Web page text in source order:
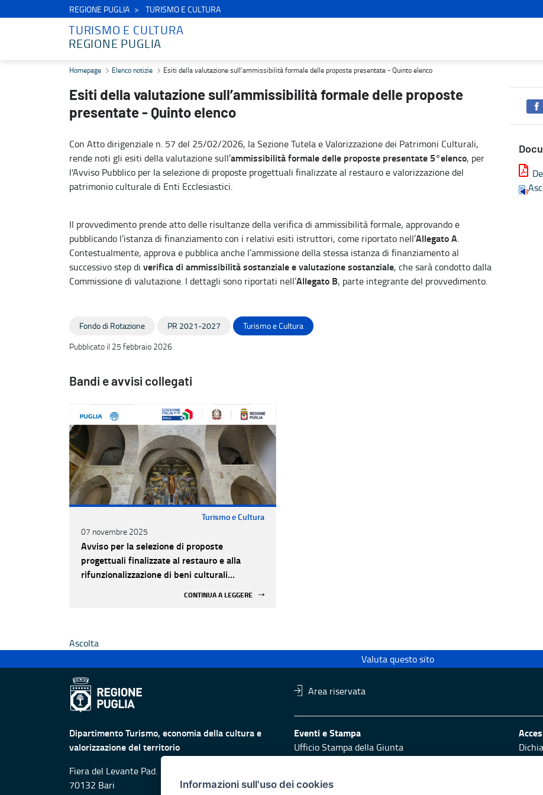
REGIONE PUGLIA TURISMO E CULTURA
TURISMO E CULTURA
REGIONE PUGLIA
Esiti della valutazione sull’ammissibilità formale delle proposte presentate - Quinto elenco - Turismo e cultura
Homepage Elenco notizie Esiti della valutazione sull’ammissibilità formale delle proposte presentate - Quinto elenco
Esiti della valutazione sull’ammissibilità formale delle proposte
presentate - Quinto elenco
Con Atto dirigenziale n. 57 del 25/02/2026, la Sezione Tutela e Valorizzazione dei Patrimoni Culturali,
rende noti gli esiti della valutazione sull’ammissibilità formale delle proposte presentate 5°elenco, per
l'Avviso Pubblico per la selezione di proposte progettuali finalizzate al restauro e valorizzazione del
patrimonio culturale di Enti Ecclesiastici.
Il provvedimento prende atto delle risultanze della verifica di ammissibilità formale, approvando e
pubblicando l’istanza di finanziamento con i relativi esiti istruttori, come riportato nell’Allegato A.
Contestualmente, approva e pubblica anche l’ammissione della stessa istanza di finanziamento al
successivo step di verifica di ammissibilità sostanziale e valutazione sostanziale, che sarà condotto dalla
Commissione di valutazione. I dettagli sono riportati nell’Allegato B, parte integrante del provvedimento.
Fondo di Rotazione PR 2021-2027
Turismo e Cultura
Pubblicato il 25 febbraio 2026
Bandi e avvisi collegati
Turismo e Cultura
07 novembre 2025
Avviso per la selezione di proposte
progettuali finalizzate al restauro e alla
rifunzionalizzazione di beni culturali
CONTINUA A LEGGERE
Ascolta
Valuta questo sito
Area riservata
Dipartimento Turismo, economia della cultura e
valorizzazione del territorio
Fiera del Levante Pad. 107, Lungomare Starita -
70132 Bari
Eventi e Stampa
Ufficio Stampa della Giunta
Press Regione
Informazioni sull'uso dei cookies